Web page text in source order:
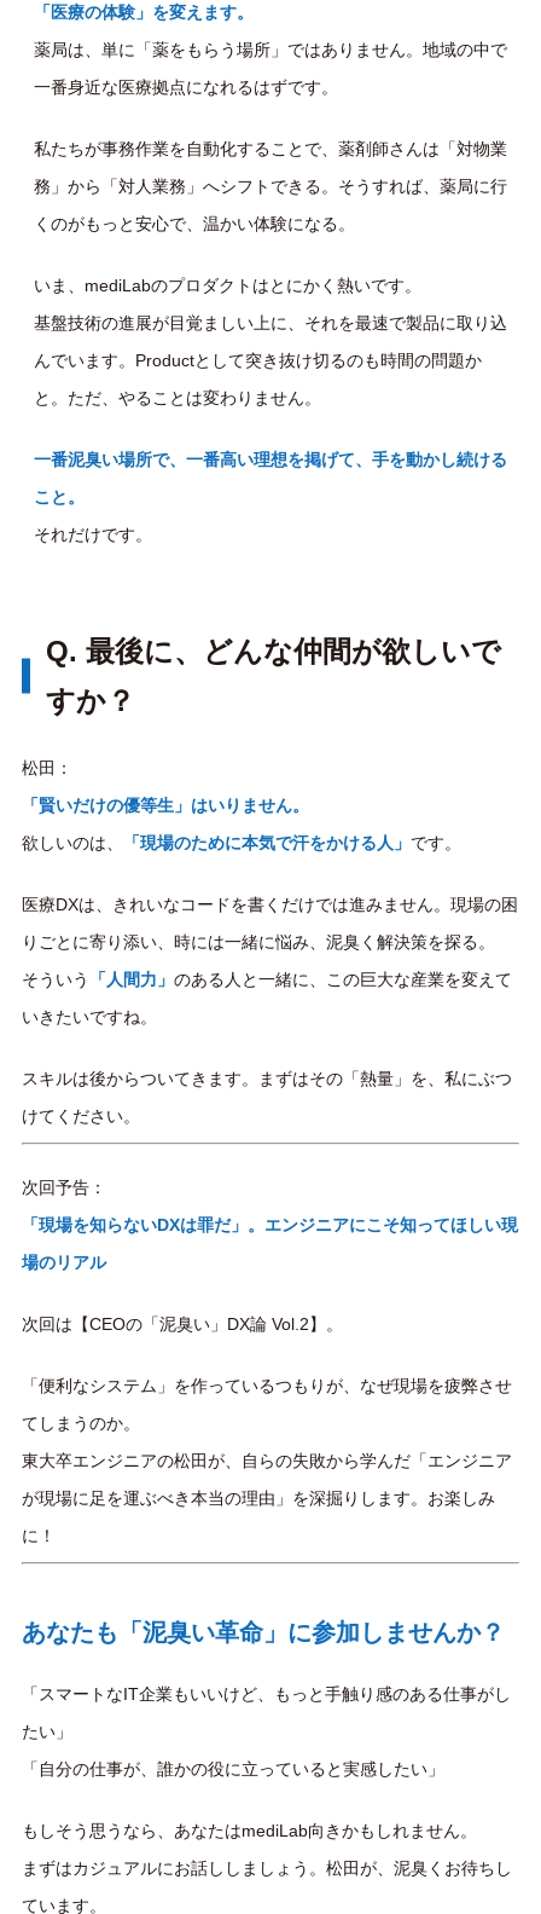
「医療の体験」を変えます。
薬局は、単に「薬をもらう場所」ではありません。地域の中で
一番身近な医療拠点になれるはずです。
私たちが事務作業を自動化することで、薬剤師さんは「対物業
務」から「対人業務」へシフトできる。そうすれば、薬局に行
くのがもっと安心で、温かい体験になる。
いま、mediLabのプロダクトはとにかく熱いです。
基盤技術の進展が目覚ましい上に、それを最速で製品に取り込
んでいます。Productとして突き抜け切るのも時間の問題か
と。ただ、やることは変わりません。
一番泥臭い場所で、一番高い理想を掲げて、手を動かし続ける
こと。
それだけです。
Q. 最後に、どんな仲間が欲しいで
すか？
松田：
「賢いだけの優等生」はいりません。
欲しいのは、
「現場のために本気で汗をかける人」 です。
医療DXは、きれいなコードを書くだけでは進みません。現場の困
りごとに寄り添い、時には一緒に悩み、泥臭く解決策を探る。
そういう
「人間力」 のある人と一緒に、この巨大な産業を変えて
いきたいですね。
スキルは後からついてきます。まずはその「熱量」を、私にぶつ
けてください。
次回予告：
「現場を知らないDXは罪だ」。エンジニアにこそ知ってほしい現
場のリアル
次回は【CEOの「泥臭い」DX論 Vol.2】。
「便利なシステム」を作っているつもりが、なぜ現場を疲弊させ
てしまうのか。
東大卒エンジニアの松田が、自らの失敗から学んだ「エンジニア
が現場に足を運ぶべき本当の理由」を深掘りします。お楽しみ
に！
あなたも「泥臭い革命」に参加しませんか？
「スマートなIT企業もいいけど、もっと手触り感のある仕事がし
たい」
「自分の仕事が、誰かの役に立っていると実感したい」
もしそう思うなら、あなたはmediLab向きかもしれません。
まずはカジュアルにお話ししましょう。松田が、泥臭くお待ちし
ています。